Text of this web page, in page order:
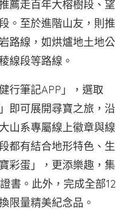
薦走百年大榕樹段、望
。至於進階山友，則推
路線，如烘爐地土地公
線段等路線。
行筆記APP」，選取
即可展開尋寶之旅，沿
山系專屬線上徽章與線
都有結合地形特色、生
彩蛋」，更添樂趣，集
書。此外，完成全部12
限量精美紀念品。